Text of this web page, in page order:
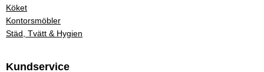
Köket
Kontorsmöbler
Städ, Tvätt & Hygien
Kundservice